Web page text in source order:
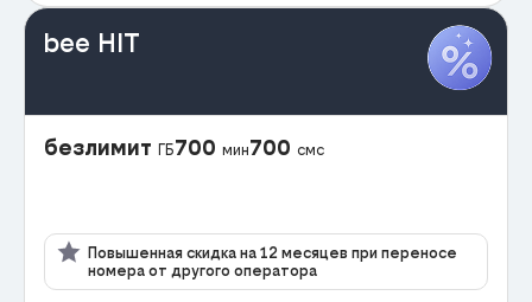
bee HIT
безлимит ГБ700 мин700 смс
Повышенная скидка на 12 месяцев при переносе
номера от другого оператора